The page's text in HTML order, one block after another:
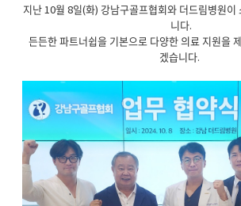
지난 10월 8일(화) 강남구골프협회와 더드림병원이
니다.
든든한 파트너쉽을 기본으로 다양한 의료 지원을
겠습니다.